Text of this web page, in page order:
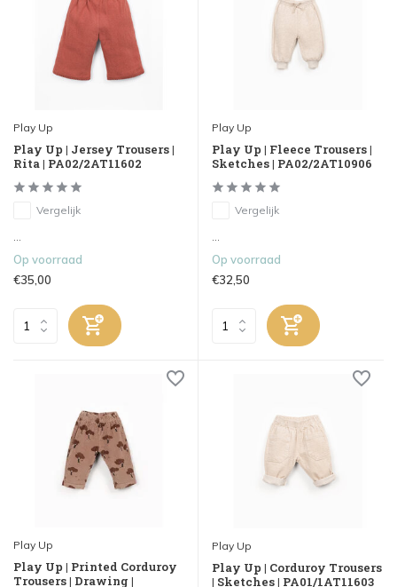
Play Up
Play Up | Jersey Trousers |
Rita | PA02/2AT11602
Vergelijk
Op voorraad
€35,00
Play Up
Play Up | Fleece Trousers |
Sketches | PA02/2AT10906
Vergelijk
...
Op voorraad
€32,50
Play Up
Play Up | Printed Corduroy
Trousers | Drawing |
Play Up
Play Up | Corduroy Trousers
| Sketches | PA01/1AT11603